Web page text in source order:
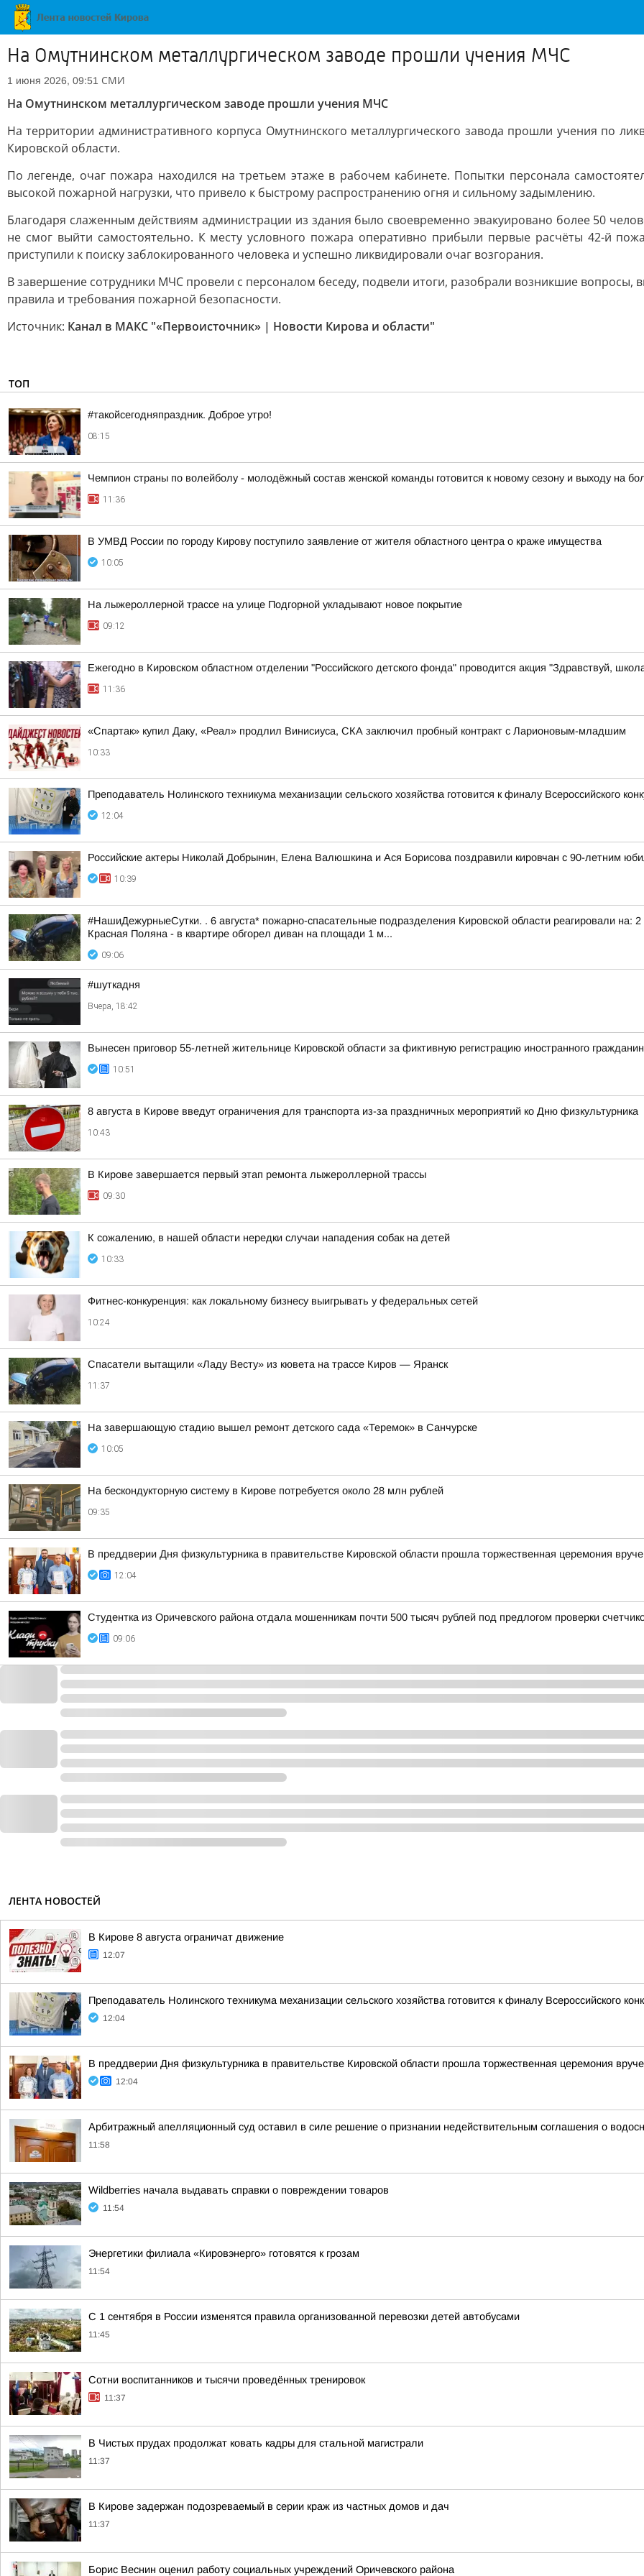
На Омутнинском металлургическом заводе прошли учения МЧС
1 июня 2026, 09:51 СМИ
На Омутнинском металлургическом заводе прошли учения МЧС
На территории административного корпуса Омутнинского металлургического завода прошли учения по
Кировской области.
По легенде, очаг пожара находился на третьем этаже в рабочем кабинете. Попытки персонала
высокой пожарной нагрузки, что привело к быстрому распространению огня и сильному задымлению.
Благодаря слаженным действиям администрации из здания было своевременно эвакуировано более 50
не смог выйти самостоятельно. К месту условного пожара оперативно прибыли первые расчёты 42-й
приступили к поиску заблокированного человека и успешно ликвидировали очаг возгорания.
В завершение сотрудники МЧС провели с персоналом беседу, подвели итоги, разобрали возникшие
правила и требования пожарной безопасности.
Источник: Канал в МАКС "«Первоисточник» | Новости Кирова и области"
ТОП
#такойсегодняпраздник. Доброе утро!
08:15
Чемпион страны по волейболу - молодёжный состав женской команды готовится к новому сезону и выходу на
11:36
В УМВД России по городу Кирову поступило заявление от жителя областного центра о краже имущества
10:05
На лыжероллерной трассе на улице Подгорной укладывают новое покрытие
09:12
Ежегодно в Кировском областном отделении "Российского детского фонда" проводится акция "Здравствуй,
11:36
«Спартак» купил Даку, «Реал» продлил Винисиуса, СКА заключил пробный контракт с Ларионовым-младшим
10:33
Преподаватель Нолинского техникума механизации сельского хозяйства готовится к финалу Всероссийского
12:04
Российские актеры Николай Добрынин, Елена Валюшкина и Ася Борисова поздравили кировчан с 90-летним
10:39
#НашиДежурныеСутки. . 6 августа* пожарно-спасательные подразделения Кировской области реагировали на: 2
Красная Поляна - в квартире обгорел диван на площади 1 м...
09:06
#шуткадня
Вчера, 18:42
Вынесен приговор 55-летней жительнице Кировской области за фиктивную регистрацию иностранного
10:51
8 августа в Кирове введут ограничения для транспорта из-за праздничных мероприятий ко Дню физкультурника
10:43
В Кирове завершается первый этап ремонта лыжероллерной трассы
09:30
К сожалению, в нашей области нередки случаи нападения собак на детей
10:33
Фитнес-конкуренция: как локальному бизнесу выигрывать у федеральных сетей
10:24
Спасатели вытащили «Ладу Весту» из кювета на трассе Киров — Яранск
11:37
На завершающую стадию вышел ремонт детского сада «Теремок» в Санчурске
10:05
На бескондукторную систему в Кирове потребуется около 28 млн рублей
09:35
В преддверии Дня физкультурника в правительстве Кировской области прошла торжественная церемония
12:04
Студентка из Оричевского района отдала мошенникам почти 500 тысяч рублей под предлогом проверки
09:06
ЛЕНТА НОВОСТЕЙ
В Кирове 8 августа ограничат движение
12:07
Преподаватель Нолинского техникума механизации сельского хозяйства готовится к финалу Всероссийского
12:04
В преддверии Дня физкультурника в правительстве Кировской области прошла торжественная церемония
12:04
Арбитражный апелляционный суд оставил в силе решение о признании недействительным соглашения о
11:58
Wildberries начала выдавать справки о повреждении товаров
11:54
Энергетики филиала «Кировэнерго» готовятся к грозам
11:54
С 1 сентября в России изменятся правила организованной перевозки детей автобусами
11:45
Сотни воспитанников и тысячи проведённых тренировок
11:37
В Чистых прудах продолжат ковать кадры для стальной магистрали
11:37
В Кирове задержан подозреваемый в серии краж из частных домов и дач
11:37
Борис Веснин оценил работу социальных учреждений Оричевского района